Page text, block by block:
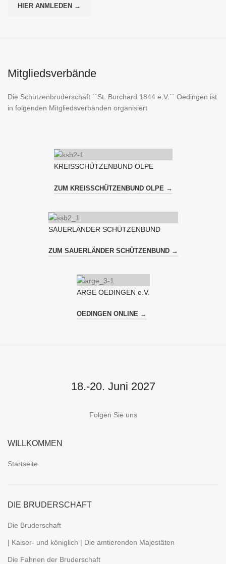
HIER ANMLEDEN →
Mitgliedsverbände
Die Schützenbruderschaft ``St. Burchard 1844 e.V.`` Oedingen ist
in folgenden Mitgliedsverbänden organisiert
KREISSCHÜTZENBUND OLPE
ZUM KREISSCHÜTZENBUND OLPE →
SAUERLÄNDER SCHÜTZENBUND
ZUM SAUERLÄNDER SCHÜTZENBUND →
ARGE OEDINGEN e.V.
OEDINGEN ONLINE →
18.-20. Juni 2027
Folgen Sie uns
WILLKOMMEN
Startseite
DIE BRUDERSCHAFT
Die Bruderschaft
| Kaiser- und königlich | Die amtierenden Majestäten
Die Fahnen der Bruderschaft